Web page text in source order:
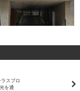
スブロ
を通